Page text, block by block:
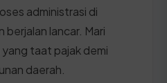
administrasi di
berjalan lancar. Mari
taat pajak demi
daerah.